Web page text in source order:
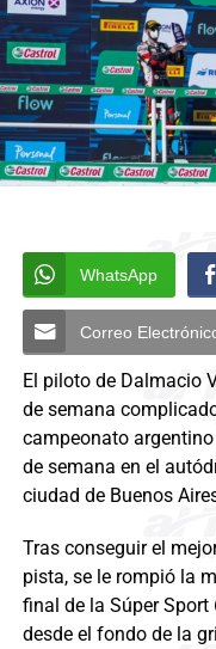
WhatsApp
Correo
El piloto de Dalmacio
de semana
campeonato
de semana en el
ciudad de Buenos
Tras conseguir el
pista, se le rompió la
final de la Súper
desde el fondo de la